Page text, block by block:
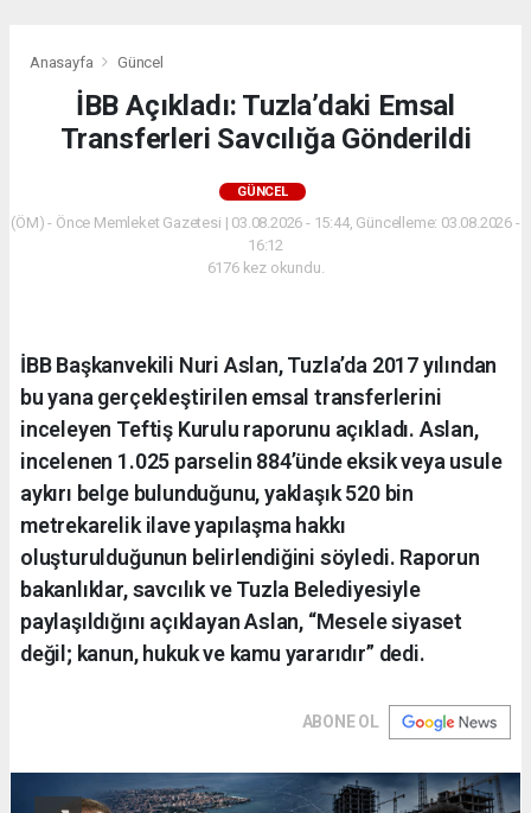
Anasayfa Güncel
İBB Açıkladı: Tuzla’daki Emsal
Transferleri Savcılığa Gönderildi
GÜNCEL
(ÖM) - Önce Memleket Gazetesi | 03.08.2026 - 15:44, Güncelleme: 03.08.2026 -
16:12
6176 kez okundu.
İBB Başkanvekili Nuri Aslan, Tuzla’da 2017 yılından
bu yana gerçekleştirilen emsal transferlerini
inceleyen Teftiş Kurulu raporunu açıkladı. Aslan,
incelenen 1.025 parselin 884’ünde eksik veya usule
aykırı belge bulunduğunu, yaklaşık 520 bin
metrekarelik ilave yapılaşma hakkı
oluşturulduğunun belirlendiğini söyledi. Raporun
bakanlıklar, savcılık ve Tuzla Belediyesiyle
paylaşıldığını açıklayan Aslan, “Mesele siyaset
değil; kanun, hukuk ve kamu yararıdır” dedi.
ABONE OL